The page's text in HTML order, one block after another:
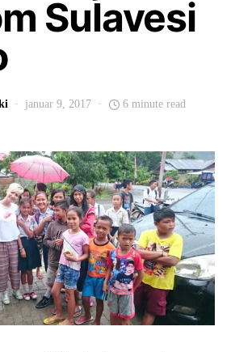
Sulavesi
januar 9, 2017 6 minute read